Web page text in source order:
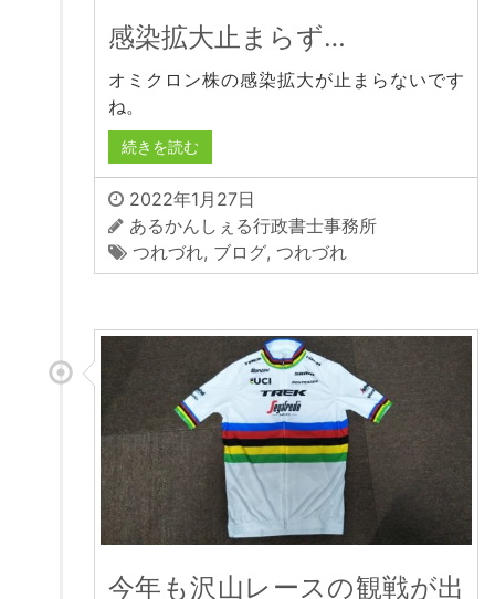
感染拡大止まらず…
オミクロン株の感染拡大が止まらないです
ね。
続きを読む
2022年1月27日
あるかんしぇる行政書士事務所
つれづれ, ブログ, つれづれ
今年も沢山レースの観戦が出